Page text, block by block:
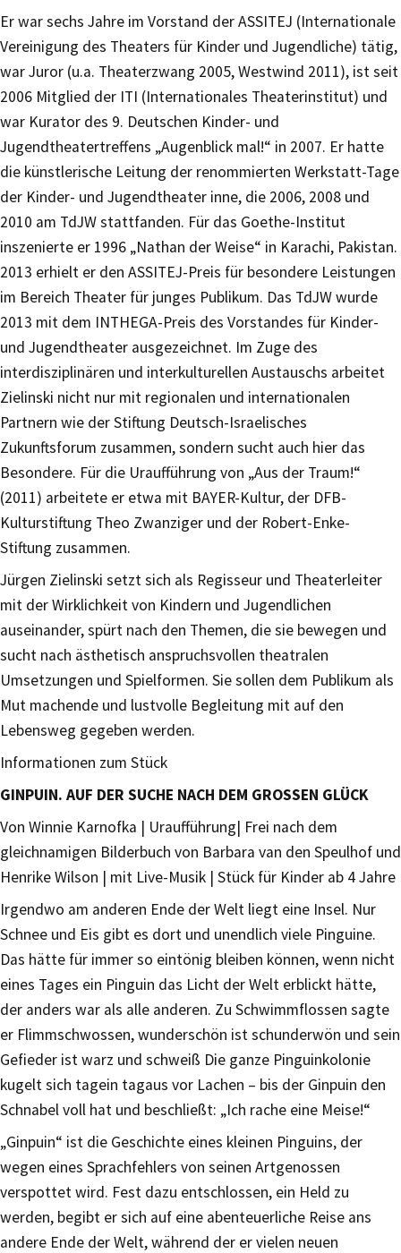
Er war sechs Jahre im Vorstand der ASSITEJ (Internationale
Vereinigung des Theaters für Kinder und Jugendliche) tätig,
war Juror (u.a. Theaterzwang 2005, Westwind 2011), ist seit
2006 Mitglied der ITI (Internationales Theaterinstitut) und
war Kurator des 9. Deutschen Kinder- und
Jugendtheatertreffens „Augenblick mal!“ in 2007. Er hatte
die künstlerische Leitung der renommierten Werkstatt-Tage
der Kinder- und Jugendtheater inne, die 2006, 2008 und
2010 am TdJW stattfanden. Für das Goethe-Institut
inszenierte er 1996 „Nathan der Weise“ in Karachi, Pakistan.
2013 erhielt er den ASSITEJ-Preis für besondere Leistungen
im Bereich Theater für junges Publikum. Das TdJW wurde
2013 mit dem INTHEGA-Preis des Vorstandes für Kinder-
und Jugendtheater ausgezeichnet. Im Zuge des
interdisziplinären und interkulturellen Austauschs arbeitet
Zielinski nicht nur mit regionalen und internationalen
Partnern wie der Stiftung Deutsch-Israelisches
Zukunftsforum zusammen, sondern sucht auch hier das
Besondere. Für die Uraufführung von „Aus der Traum!“
(2011) arbeitete er etwa mit BAYER-Kultur, der DFB-
Kulturstiftung Theo Zwanziger und der Robert-Enke-
Stiftung zusammen.
Jürgen Zielinski setzt sich als Regisseur und Theaterleiter
mit der Wirklichkeit von Kindern und Jugendlichen
auseinander, spürt nach den Themen, die sie bewegen und
sucht nach ästhetisch anspruchsvollen theatralen
Umsetzungen und Spielformen. Sie sollen dem Publikum als
Mut machende und lustvolle Begleitung mit auf den
Lebensweg gegeben werden.
Informationen zum Stück
GINPUIN. AUF DER SUCHE NACH DEM GROSSEN GLÜCK
Von Winnie Karnofka | Uraufführung| Frei nach dem
gleichnamigen Bilderbuch von Barbara van den Speulhof und
Henrike Wilson | mit Live-Musik | Stück für Kinder ab 4 Jahre
Irgendwo am anderen Ende der Welt liegt eine Insel. Nur
Schnee und Eis gibt es dort und unendlich viele Pinguine.
Das hätte für immer so eintönig bleiben können, wenn nicht
eines Tages ein Pinguin das Licht der Welt erblickt hätte,
der anders war als alle anderen. Zu Schwimmflossen sagte
er Flimmschwossen, wunderschön ist schunderwön und sein
Gefieder ist warz und schweiß Die ganze Pinguinkolonie
kugelt sich tagein tagaus vor Lachen – bis der Ginpuin den
Schnabel voll hat und beschließt: „Ich rache eine Meise!“
„Ginpuin“ ist die Geschichte eines kleinen Pinguins‚ der
wegen eines Sprachfehlers von seinen Artgenossen
verspottet wird. Fest dazu entschlossen, ein Held zu
werden, begibt er sich auf eine abenteuerliche Reise ans
andere Ende der Welt, während der er vielen neuen